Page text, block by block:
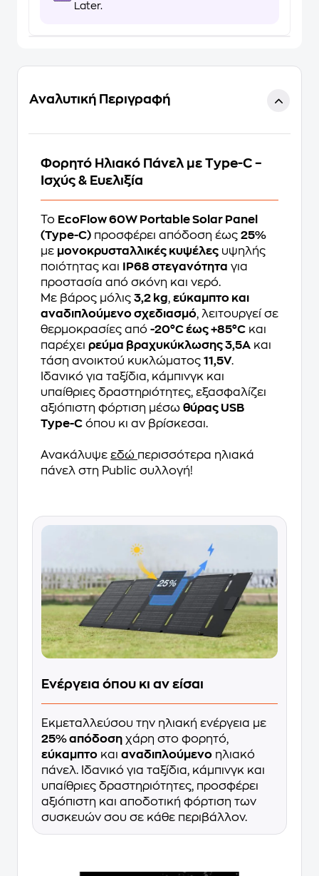
Later.
Αναλυτική Περιγραφή
Φορητό Ηλιακό Πάνελ με Type-C –
Ισχύς & Ευελιξία
Το EcoFlow 60W Portable Solar Panel
(Type-C) προσφέρει απόδοση έως 25%
με μονοκρυσταλλικές κυψέλες υψηλής
ποιότητας και
IP68 στεγανότητα για
προστασία από σκόνη και νερό.
Με βάρος μόλις 3,2 kg, εύκαμπτο και
αναδιπλούμενο σχεδιασμό, λειτουργεί σε
θερμοκρασίες από -20°C έως +85°C και
παρέχει ρεύμα βραχυκύκλωσης 3,5A και
τάση ανοικτού κυκλώματος 11,5V.
Ιδανικό για ταξίδια, κάμπινγκ και
υπαίθριες δραστηριότητες, εξασφαλίζει
αξιόπιστη φόρτιση μέσω θύρας USB
Type-C όπου κι αν βρίσκεσαι.
Aνακάλυψε εδώ περισσότερα ηλιακά
πάνελ στη Public συλλογή!
Ενέργεια όπου κι αν είσαι
Εκμεταλλεύσου την ηλιακή ενέργεια με
25% απόδοση χάρη στο φορητό,
εύκαμπτο και αναδιπλούμενο ηλιακό
πάνελ. Ιδανικό για ταξίδια, κάμπινγκ και
υπαίθριες δραστηριότητες, προσφέρει
αξιόπιστη και αποδοτική φόρτιση των
συσκευών σου σε κάθε περιβάλλον.